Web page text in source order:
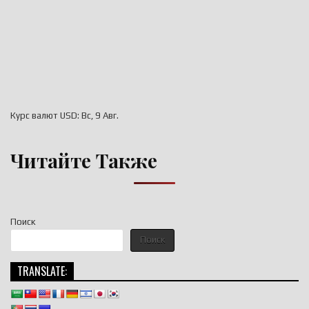
Поиск
Поиск
TRANSLATE:
Курс валют USD: Вс, 9 Авг.
Читайте Также